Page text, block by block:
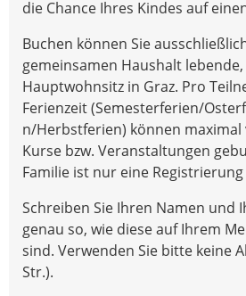
die Chance Ihres Kindes auf
Buchen können Sie
gemeinsamen Haushalt
Hauptwohnsitz in Graz. Pro
Ferienzeit (Semesterferien/
n/Herbstferien) können maximal
Kurse bzw. Veranstaltungen
Familie ist nur eine
Schreiben Sie Ihren Namen und
genau so, wie diese auf Ihrem
sind. Verwenden Sie bitte keine
Str.).